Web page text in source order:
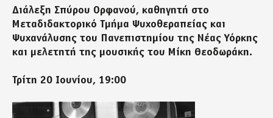
Διάλεξη Σπύρου Ορφανού, καθηγητή στο
Μεταδιδακτορικό Τμήμα Ψυχοθεραπείας και
Ψυχανάλυσης του Πανεπιστημίου της Νέας Υόρκης
και μελετητή της μουσικής του Μίκη Θεοδωράκη.
Τρίτη 20 Ιουνίου, 19:00